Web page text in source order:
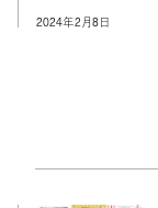
2024年2月8日